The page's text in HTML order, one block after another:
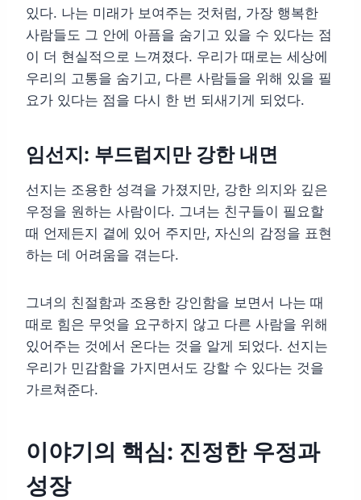
있다. 나는 미래가 보여주는 것처럼, 가장 행복한
사람들도 그 안에 아픔을 숨기고 있을 수 있다는 점
이 더 현실적으로 느껴졌다. 우리가 때로는 세상에
우리의 고통을 숨기고, 다른 사람들을 위해 있을 필
요가 있다는 점을 다시 한 번 되새기게 되었다.
임선지: 부드럽지만 강한 내면
선지는 조용한 성격을 가졌지만, 강한 의지와 깊은
우정을 원하는 사람이다. 그녀는 친구들이 필요할
때 언제든지 곁에 있어 주지만, 자신의 감정을 표현
하는 데 어려움을 겪는다.
그녀의 친절함과 조용한 강인함을 보면서 나는 때
때로 힘은 무엇을 요구하지 않고 다른 사람을 위해
있어주는 것에서 온다는 것을 알게 되었다. 선지는
우리가 민감함을 가지면서도 강할 수 있다는 것을
가르쳐준다.
이야기의 핵심: 진정한 우정과
성장